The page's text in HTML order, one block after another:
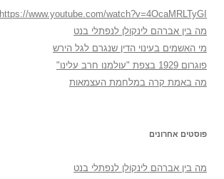
https://www.youtube.com/watch?v=4OcaMRLTyGI
מה בין אברהם לינקולן לנפתלי בנט
מי האשמים בעינוי הדין שנגרם לגל הירש
פוגרום 1929 בצפת "עולמנו חרב עלינו"
מה באמת קרה במלחמת העצמאות
פוסטים אחרונים
מה בין אברהם לינקולן לנפתלי בנט